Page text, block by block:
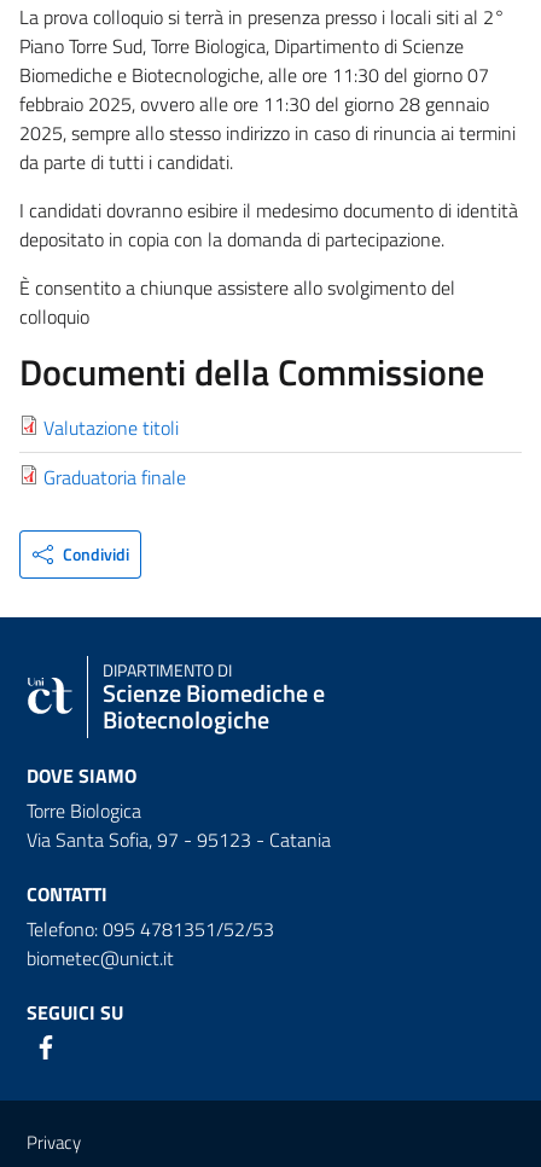
La prova colloquio si terrà in presenza presso i locali siti al 2°
Piano Torre Sud, Torre Biologica, Dipartimento di Scienze
Biomediche e Biotecnologiche, alle ore 11:30 del giorno 07
febbraio 2025, ovvero alle ore 11:30 del giorno 28 gennaio
2025, sempre allo stesso indirizzo in caso di rinuncia ai termini
da parte di tutti i candidati.
I candidati dovranno esibire il medesimo documento di identità
depositato in copia con la domanda di partecipazione.
È consentito a chiunque assistere allo svolgimento del
colloquio
Documenti della Commissione
Valutazione titoli
Graduatoria finale
Condividi
DIPARTIMENTO DI
Scienze Biomediche e
Biotecnologiche
DOVE SIAMO
Torre Biologica
Via Santa Sofia, 97 - 95123 - Catania
CONTATTI
Telefono: 095 4781351/52/53
biometec@unict.it
SEGUICI SU
Link e informazioni utili
Privacy